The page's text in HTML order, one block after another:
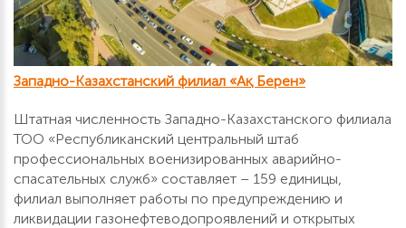
Западно-Казахстанский филиал «Ақ Берен»
Штатная численность Западно-Казахстанского филиала
ТОО «Республиканский центральный штаб
профессиональных военизированных аварийно-
спасательных служб» составляет – 159 единицы,
филиал выполняет работы по предупреждению и
ликвидации газонефтеводопроявлений и открытых